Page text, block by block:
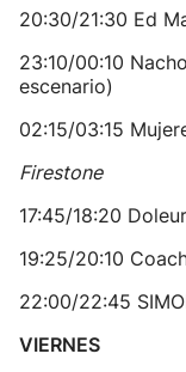
20:30/21:30 Ed
23:10/00:10
escenario)
02:15/03:15
Firestone
17:45/18:20
19:25/20:10
22:00/22:45
VIERNES